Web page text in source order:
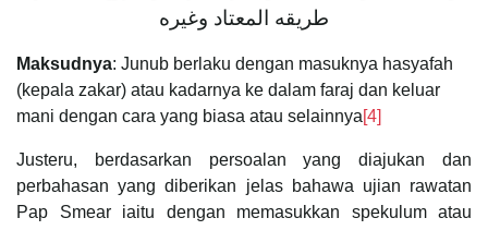
طريقه المعتاد وغيره
Maksudnya: Junub berlaku dengan masuknya hasyafah
(kepala zakar) atau kadarnya ke dalam faraj dan keluar
mani dengan cara yang biasa atau selainnya[4]
Justeru, berdasarkan persoalan yang diajukan dan
perbahasan yang diberikan jelas bahawa ujian rawatan
Pap Smear iaitu dengan memasukkan spekulum atau